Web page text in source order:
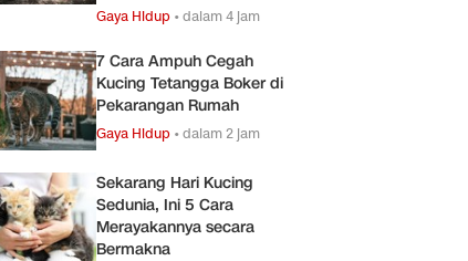
Gaya Hidup •dalam 4 jam
7 Cara Ampuh Cegah
Kucing Tetangga Boker di
Pekarangan Rumah
Gaya Hidup •dalam 2 jam
Sekarang Hari Kucing
Sedunia, Ini 5 Cara
Merayakannya secara
Bermakna